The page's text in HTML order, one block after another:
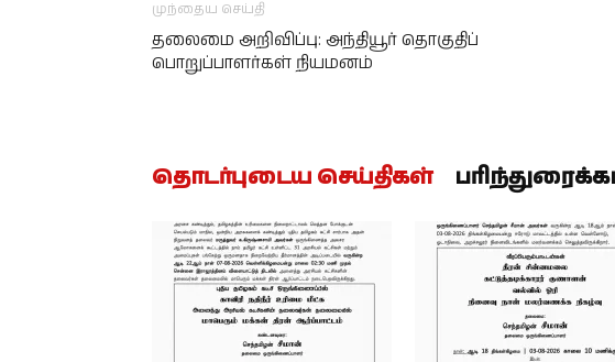
முந்தைய செய்தி
தலைமை அறிவிப்பு: அந்தியூர் தொகுதிப்
பொறுப்பாளர்கள் நியமனம்
தொடர்புடைய செய்திகள்